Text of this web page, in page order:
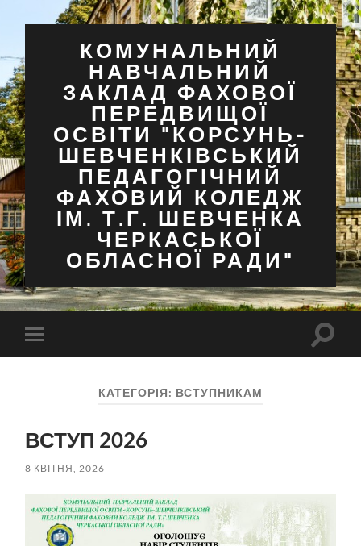
КОМУНАЛЬНИЙ
НАВЧАЛЬНИЙ
ЗАКЛАД ФАХОВОЇ
ПЕРЕДВИЩОЇ
ОСВІТИ "КОРСУНЬ-
ШЕВЧЕНКІВСЬКИЙ
ПЕДАГОГІЧНИЙ
ФАХОВИЙ КОЛЕДЖ
ІМ. Т.Г. ШЕВЧЕНКА
ЧЕРКАСЬКОЇ
ОБЛАСНОЇ РАДИ"
Перемкнути
мобільне
КАТЕГОРІЯ: ВСТУПНИКАМ
ВСТУП 2026
8 КВІТНЯ, 2026